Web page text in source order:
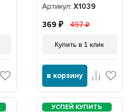
Артикул: Х1039
369 497
Купить в 1 клик
в корзину